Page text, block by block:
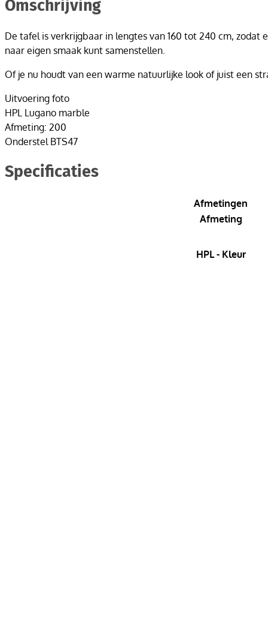
Omschrijving
De tafel is verkrijgbaar in lengtes van 160 tot 240 cm,
naar eigen smaak kunt samenstellen.
Of je nu houdt van een warme natuurlijke look of juist een
Uitvoering foto
HPL Lugano marble
Afmeting: 200
Onderstel BTS47
Specificaties
Afmetingen
Afmeting
HPL - Kleur